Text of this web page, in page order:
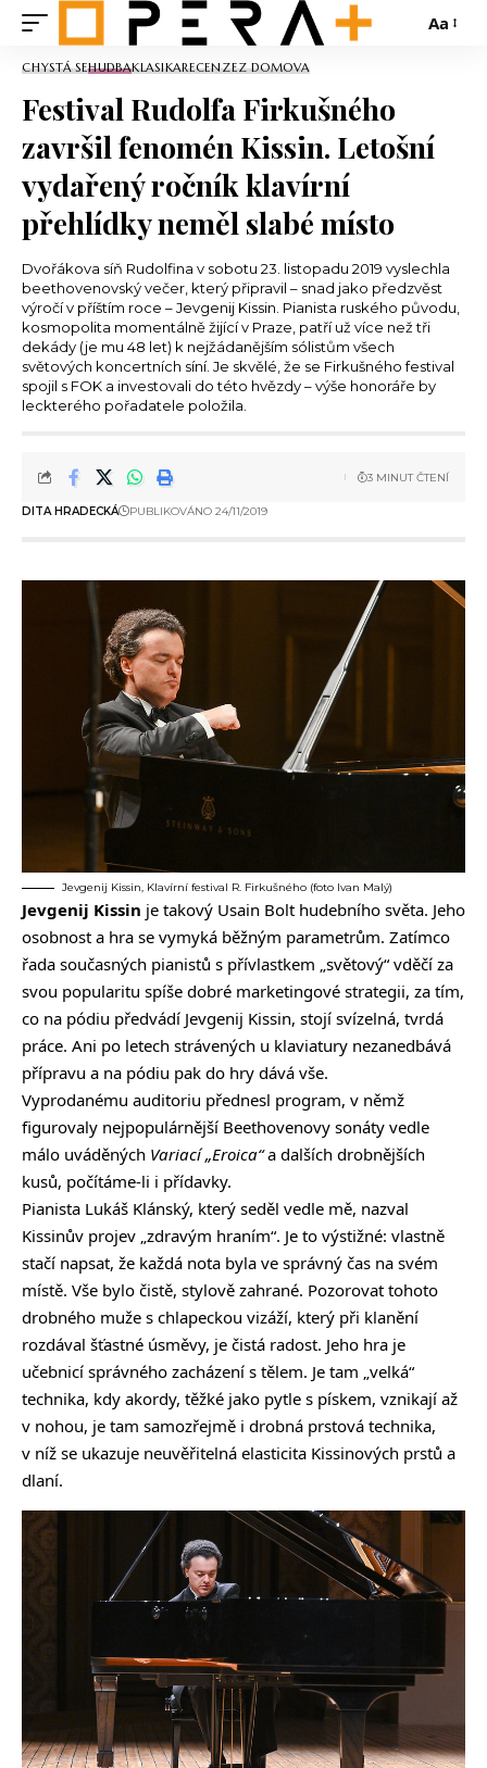
Aa
CHYSTÁ SEHUDBAKLASIKARECENZEZ DOMOVA
Festival Rudolfa Firkušného
završil fenomén Kissin. Letošní
vydařený ročník klavírní
přehlídky neměl slabé místo
Dvořákova síň Rudolfina v sobotu 23. listopadu 2019 vyslechla
beethovenovský večer, který připravil – snad jako předzvěst
výročí v příštím roce – Jevgenij Kissin. Pianista ruského původu,
kosmopolita momentálně žijící v Praze, patří už více než tři
dekády (je mu 48 let) k nejžádanějším sólistům všech
světových koncertních síní. Je skvělé, že se Firkušného festival
spojil s FOK a investovali do této hvězdy – výše honoráře by
leckterého pořadatele položila.
DITA HRADECKÁ PUBLIKOVÁNO 24/11/2019
3 MINUT ČTENÍ
Jevgenij Kissin, Klavírní festival R. Firkušného (foto Ivan Malý)
Jevgenij Kissin je takový Usain Bolt hudebního světa. Jeho
osobnost a hra se vymyká běžným parametrům. Zatímco
řada současných pianistů s přívlastkem „světový“ vděčí za
svou popularitu spíše dobré marketingové strategii, za tím,
co na pódiu předvádí Jevgenij Kissin, stojí svízelná, tvrdá
práce. Ani po letech strávených u klaviatury nezanedbává
přípravu a na pódiu pak do hry dává vše.
Vyprodanému auditoriu přednesl program, v němž
figurovaly nejpopulárnější Beethovenovy sonáty vedle
málo uváděných Variací „Eroica“a dalších drobnějších
kusů, počítáme-li i přídavky.
Pianista Lukáš Klánský, který seděl vedle mě, nazval
Kissinův projev „zdravým hraním“. Je to výstižné: vlastně
stačí napsat, že každá nota byla ve správný čas na svém
místě. Vše bylo čistě, stylově zahrané. Pozorovat tohoto
drobného muže s chlapeckou vizáží, který při klanění
rozdával šťastné úsměvy, je čistá radost. Jeho hra je
učebnicí správného zacházení s tělem. Je tam „velká“
technika, kdy akordy, těžké jako pytle s pískem, vznikají až
v nohou, je tam samozřejmě i drobná prstová technika,
v níž se ukazuje neuvěřitelná elasticita Kissinových prstů a
dlaní.